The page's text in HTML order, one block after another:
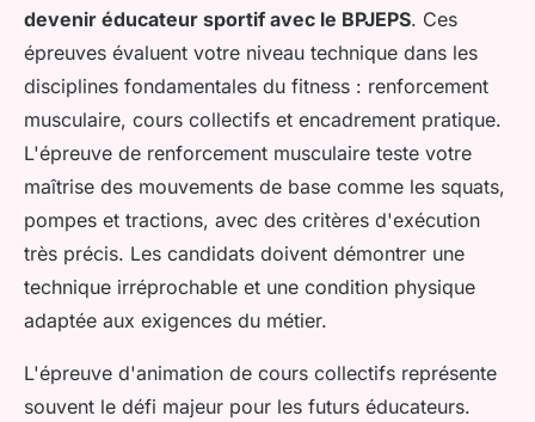
devenir éducateur sportif avec le BPJEPS. Ces
épreuves évaluent votre niveau technique dans les
disciplines fondamentales du fitness : renforcement
musculaire, cours collectifs et encadrement pratique.
L'épreuve de renforcement musculaire teste votre
maîtrise des mouvements de base comme les squats,
pompes et tractions, avec des critères d'exécution
très précis. Les candidats doivent démontrer une
technique irréprochable et une condition physique
adaptée aux exigences du métier.
L'épreuve d'animation de cours collectifs représente
souvent le défi majeur pour les futurs éducateurs.